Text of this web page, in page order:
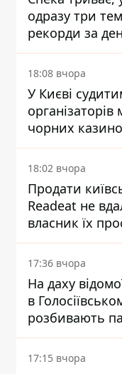
одразу три
рекорди за
18:08 вчора
У Києві
організаторів
чорних
закладів
18:02 вчора
Продати
Readeat не
власник їх
17:36 вчора
На даху
в
розбивають
гектар
17:15 вчора